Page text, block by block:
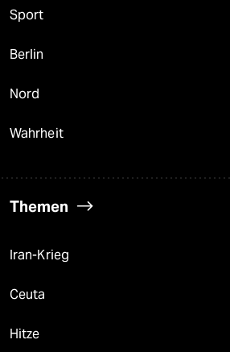
Sport
Berlin
Nord
Wahrheit
Themen
Iran-Krieg
Ceuta
Hitze